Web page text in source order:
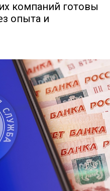
компаний готовы
опыта и